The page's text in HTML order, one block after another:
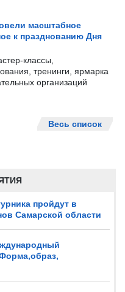
пройдут в
Самарской области
масштабное
к празднованию Дня
классы,
тренинги, ярмарка
организаций
Весь список